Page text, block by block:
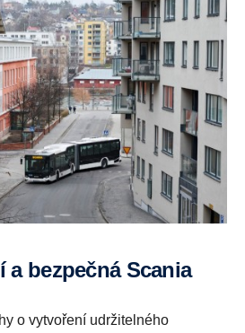
a bezpečná Scania
o vytvoření udržitelného